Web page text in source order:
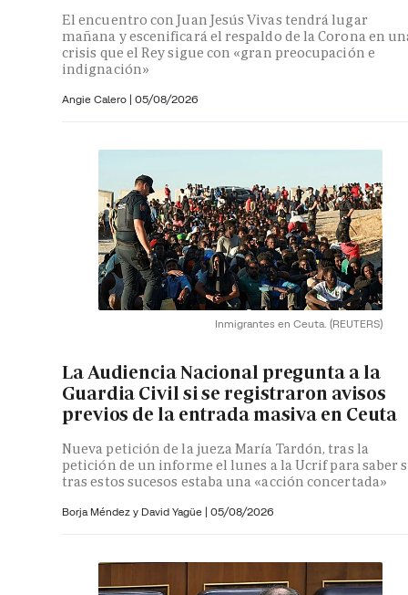
El encuentro con Juan Jesús Vivas tendrá lugar
mañana y escenificará el respaldo de la Corona en
crisis que el Rey sigue con «gran preocupación e
indignación»
Angie Calero | 05/08/2026
Inmigrantes en Ceuta. (REUTERS)
La Audiencia Nacional pregunta a la
Guardia Civil si se registraron avisos
previos de la entrada masiva en Ceuta
Nueva petición de la jueza María Tardón, tras la
petición de un informe el lunes a la Ucrif para saber
tras estos sucesos estaba una «acción concertada»
Borja Méndez y David Yagüe | 05/08/2026